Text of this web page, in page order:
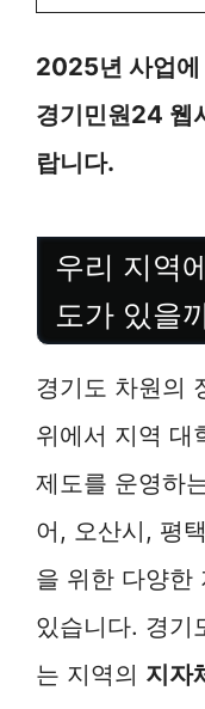
2025년 사업에
경기민원24 웹
랍니다.
우리 지역
도가 있을
경기도 차원의
위에서 지역 대
제도를 운영하
어, 오산시, 평
을 위한 다양한
있습니다. 경기
는 지역의 지자